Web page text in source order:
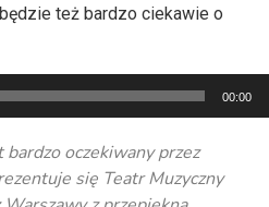
też bardzo ciekawie o
00:00
oczekiwany przez
się Teatr Muzyczny